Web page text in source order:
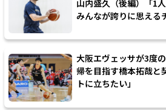
山内盛久（後編）「1
みんなが誇りに思える
大阪エヴェッサが3度
帰を目指す橋本拓哉と
トに立ちたい」